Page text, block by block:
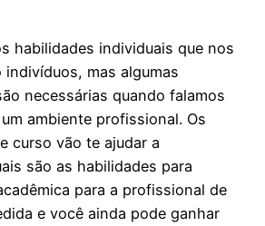
habilidades individuais que nos
mas algumas
necessárias quando falamos
ambiente profissional. Os
curso vão te ajudar a
são as habilidades para
para a profissional de
e você ainda pode ganhar